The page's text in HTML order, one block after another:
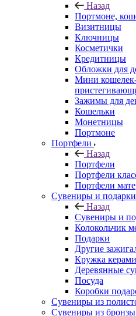
Назад
Портмоне,
Визитницы
Ключницы
Косметички
Кредитницы
Обложки для
Мини
Зажимы для
Кошельки
Монетницы
Портмоне
Портфели
Назад
Портфели
Портфели
Портфели
Сувениры и подарки
Назад
Сувениры и
Колокольчик
Подарки
Другие
Кружка
Деревянные
Посуда
Коробки
Сувениры из
Сувениры из бронзы